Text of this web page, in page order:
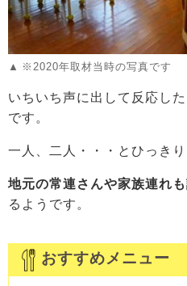
※2020年取材当時の写真です
いちいち声に出して反応し
です。
一人、二人・・・とひっき
地元の常連さんや家族連れ
るようです。
おすすめメニュー